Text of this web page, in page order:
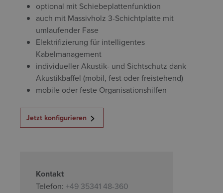
optional mit Schiebeplattenfunktion
auch mit Massivholz 3-Schichtplatte mit
umlaufender Fase
Elektrifizierung für intelligentes
Kabelmanagement
individueller Akustik- und Sichtschutz dank
Akustikbaffel (mobil, fest oder freistehend)
mobile oder feste Organisationshilfen
Jetzt konfigurieren
Kontakt
Telefon: +49 35341 48-360